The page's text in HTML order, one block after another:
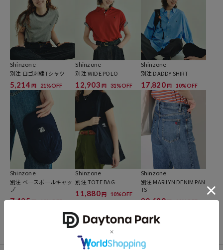
Shinzone
別注 ロゴ刺繍Tシャツ
5,214 円 21%OFF
Shinzone
別注 WIDE POLO
12,903 円 31%OFF
Shinzone
別注 DADDY SHIRT
17,820円 10%OFF
Shinzone
別注 ベースボールキャッ
プ
7,425円 10%OFF
Shinzone
別注 TOTE BAG
11,880円 10%OFF
Shinzone
別注 MARILYN DENIM PAN
TS
30,690円 10%OFF